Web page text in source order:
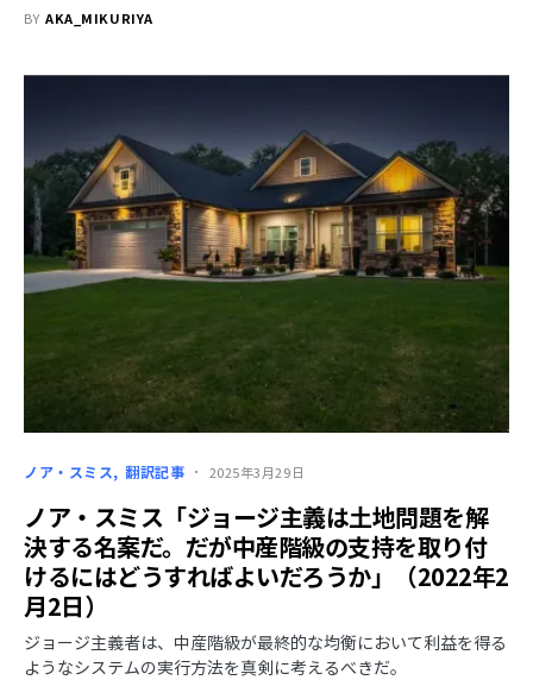
BY AKA_MIKURIYA
ノア・スミス 翻訳記事 2025年3月29日
ノア・スミス「ジョージ主義は土地問題を解
決する名案だ。だが中産階級の支持を取り付
けるにはどうすればよいだろうか」（2022年2
月2日）
ジョージ主義者は、中産階級が最終的な均衡において利益を得る
ようなシステムの実行方法を真剣に考えるべきだ。